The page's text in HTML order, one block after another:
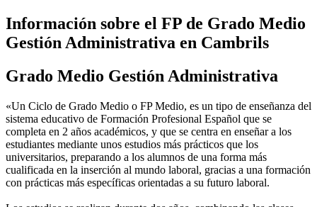
Información sobre el FP de Grado Medio
Gestión Administrativa en Cambrils
Grado Medio Gestión Administrativa
«Un Ciclo de Grado Medio o FP Medio, es un tipo de enseñanza del
sistema educativo de Formación Profesional Español que se
completa en 2 años académicos, y que se centra en enseñar a los
estudiantes mediante unos estudios más prácticos que los
universitarios, preparando a los alumnos de una forma más
cualificada en la inserción al mundo laboral, gracias a una formación
con prácticas más específicas orientadas a su futuro laboral.